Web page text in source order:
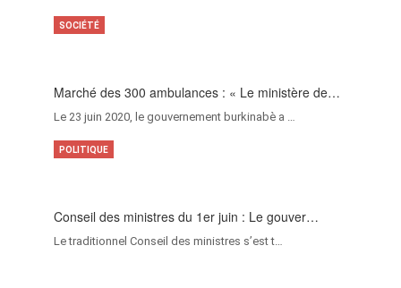
Marché des 300 ambulances : « Le ministère de…
Le 23 juin 2020, le gouvernement burkinabè a …
SOCIÉTÉ
Conseil des ministres du 1er juin : Le gouver…
Le traditionnel Conseil des ministres s’est t…
POLITIQUE